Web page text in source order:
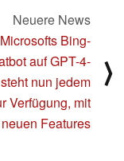
Neuere News
Microsofts Bing-
auf GPT-4-
nun jedem
Verfügung, mit
neuen Features
⟩